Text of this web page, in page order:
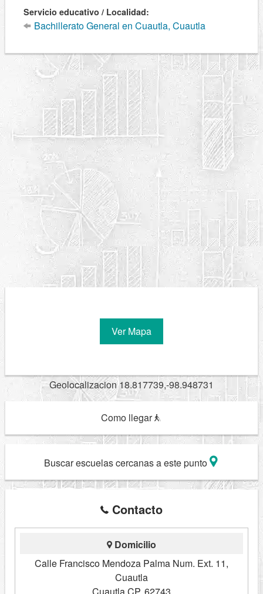
Servicio educativo / Localidad:
Bachillerato General en Cuautla, Cuautla
Ver Mapa
Geolocalizacion 18.817739,-98.948731
Como llegar
Buscar escuelas cercanas a este punto
Contacto
Domicilio
Calle Francisco Mendoza Palma Num. Ext. 11,
Cuautla